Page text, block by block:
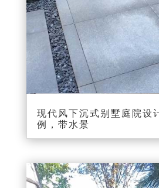
00:00
现代风下沉式别墅庭院设
例，带水景
视
频